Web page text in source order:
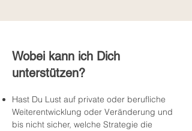
Wobei kann ich Dich
unterstützen?
Hast Du Lust auf private oder berufliche
Weiterentwicklung oder Veränderung und
bis nicht sicher, welche Strategie die